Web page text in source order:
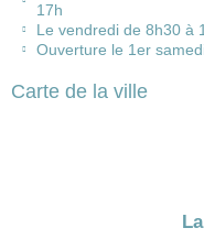
17h
Le vendredi de 8h30 à
Ouverture le 1er
Carte de la ville